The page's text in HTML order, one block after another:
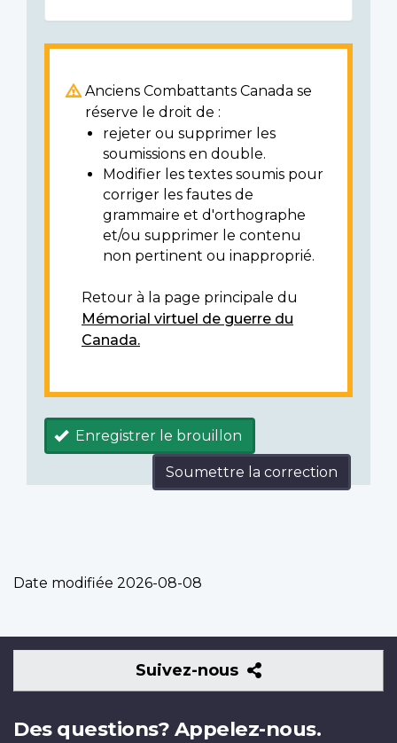
Anciens Combattants Canada se
réserve le droit de :
rejeter ou supprimer les
soumissions en double.
Modifier les textes soumis pour
corriger les fautes de
grammaire et d'orthographe
et/ou supprimer le contenu
non pertinent ou inapproprié.
Retour à la page principale du
Mémorial virtuel de guerre du
Canada.
Enregistrer le brouillon
Soumettre la correction
Date modifiée 2026-08-08
Suivez-nous
Suivez-
nous
Des questions? Appelez-nous.